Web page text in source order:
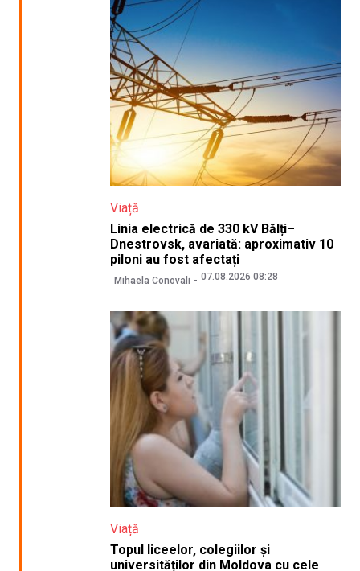
Viață
Linia electrică de 330 kV Bălți–
Dnestrovsk, avariată: aproximativ 10
piloni au fost afectați
Mihaela Conovali 07.08.2026 08:28
Viață
Topul liceelor, colegiilor și
universităților din Moldova cu cele